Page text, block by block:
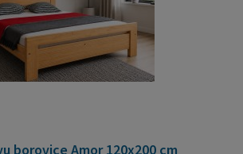
borovice Amor 120x200 cm